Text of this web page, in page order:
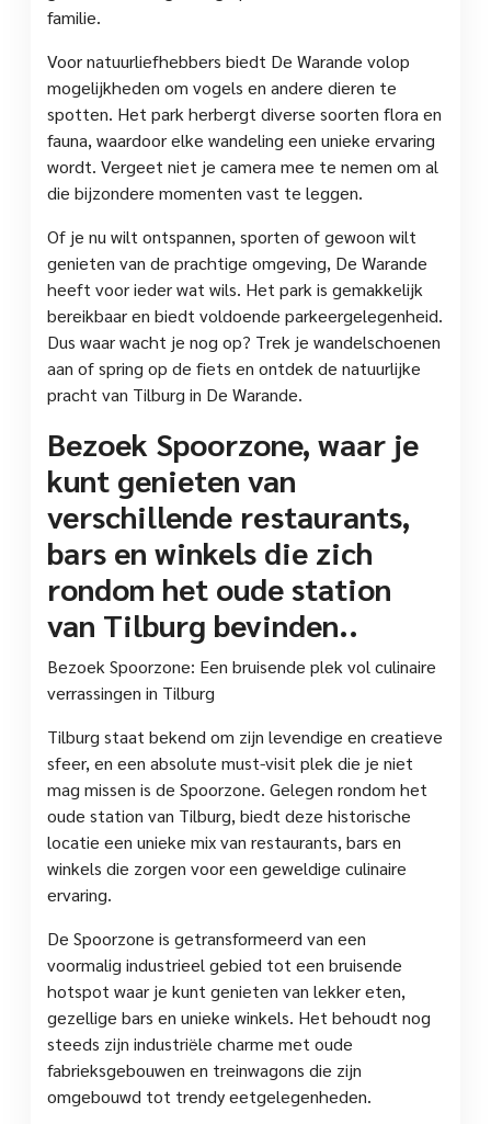
familie.
Voor natuurliefhebbers biedt De Warande volop
mogelijkheden om vogels en andere dieren te
spotten. Het park herbergt diverse soorten flora en
fauna, waardoor elke wandeling een unieke ervaring
wordt. Vergeet niet je camera mee te nemen om al
die bijzondere momenten vast te leggen.
Of je nu wilt ontspannen, sporten of gewoon wilt
genieten van de prachtige omgeving, De Warande
heeft voor ieder wat wils. Het park is gemakkelijk
bereikbaar en biedt voldoende parkeergelegenheid.
Dus waar wacht je nog op? Trek je wandelschoenen
aan of spring op de fiets en ontdek de natuurlijke
pracht van Tilburg in De Warande.
Bezoek Spoorzone, waar je
kunt genieten van
verschillende restaurants,
bars en winkels die zich
rondom het oude station
van Tilburg bevinden..
Bezoek Spoorzone: Een bruisende plek vol culinaire
verrassingen in Tilburg
Tilburg staat bekend om zijn levendige en creatieve
sfeer, en een absolute must-visit plek die je niet
mag missen is de Spoorzone. Gelegen rondom het
oude station van Tilburg, biedt deze historische
locatie een unieke mix van restaurants, bars en
winkels die zorgen voor een geweldige culinaire
ervaring.
De Spoorzone is getransformeerd van een
voormalig industrieel gebied tot een bruisende
hotspot waar je kunt genieten van lekker eten,
gezellige bars en unieke winkels. Het behoudt nog
steeds zijn industriële charme met oude
fabrieksgebouwen en treinwagons die zijn
omgebouwd tot trendy eetgelegenheden.